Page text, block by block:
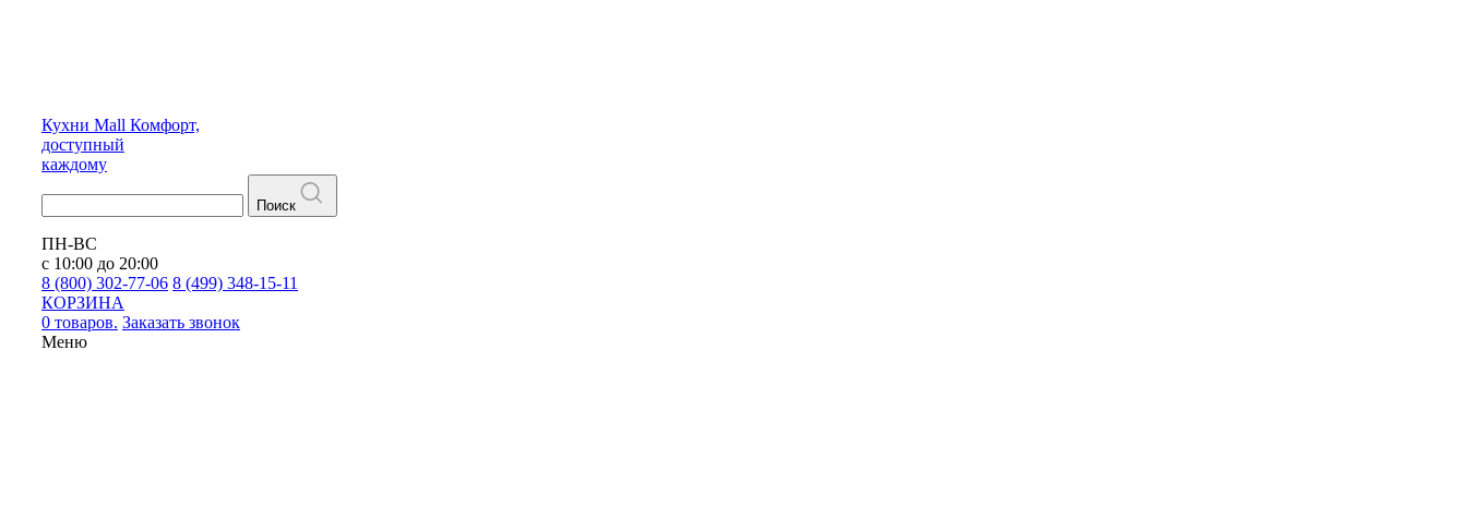
Кухни Mall Комфорт,
доступный
каждому
Поиск
ПН-ВС
с 10:00 до 20:00
8 (800) 302-77-06 8 (499) 348-15-11
КОРЗИНА
0 товаров. Заказать звонок
Меню